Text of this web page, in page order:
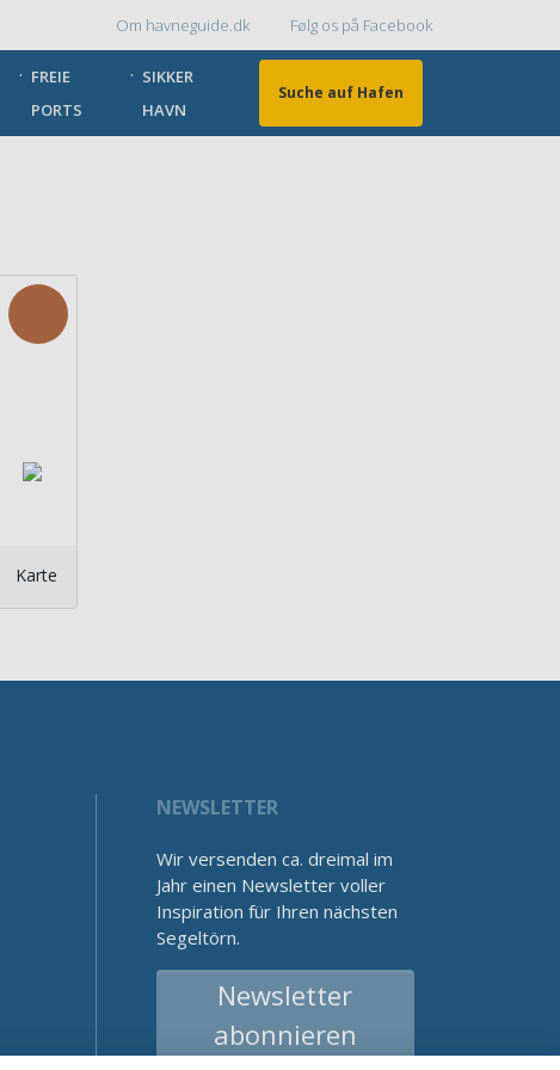
Topmenu
Om havneguide.dk Følg os på Facebook
FREIE
PORTS
SIKKER
HAVN
Suche auf Hafen
Karte
NEWSLETTER
Wir versenden ca. dreimal im
Jahr einen Newsletter voller
Inspiration für Ihren nächsten
Segeltörn.
Newsletter
abonnieren